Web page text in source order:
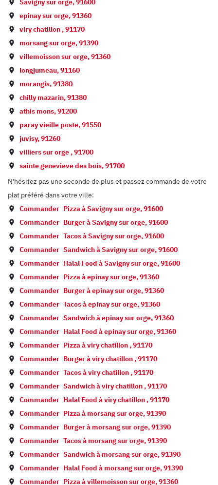
Savigny sur orge,91600
epinay sur orge,91360
viry chatillon ,91170
morsang sur orge,91390
villemoisson sur orge,91360
longjumeau,91160
morangis,91380
chilly mazarin,91380
athis mons,91200
paray vieille poste,91550
juvisy,91260
villiers sur orge ,91700
sainte genevieve des bois,91700
N'hésitez pas une seconde de plus et passez commande de votre
plat préféré dans votre ville:
Commander Pizza àSavigny sur orge,91600
Commander Burger àSavigny sur orge,91600
Commander Tacos àSavigny sur orge,91600
Commander Sandwich àSavigny sur orge,91600
Commander Halal Food àSavigny sur orge,91600
Commander Pizza àepinay sur orge,91360
Commander Burger àepinay sur orge,91360
Commander Tacos àepinay sur orge,91360
Commander Sandwich àepinay sur orge,91360
Commander Halal Food àepinay sur orge,91360
Commander Pizza àviry chatillon ,91170
Commander Burger àviry chatillon ,91170
Commander Tacos àviry chatillon ,91170
Commander Sandwich àviry chatillon ,91170
Commander Halal Food àviry chatillon ,91170
Commander Pizza à morsang sur orge,91390
Commander Burger à morsang sur orge,91390
Commander Tacos à morsang sur orge,91390
Commander Sandwich à morsang sur orge,91390
Commander Halal Food à morsang sur orge,91390
Commander Pizza àvillemoisson sur orge,91360